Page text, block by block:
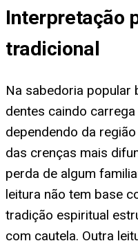
Interpretação
tradicional
Na sabedoria popular
dentes caindo
dependendo da
das crenças mais
perda de algum
leitura não tem base
tradição espiritual
com cautela. Outra